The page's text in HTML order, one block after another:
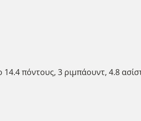
πόντους, 3 ριμπάουντ, 4.8